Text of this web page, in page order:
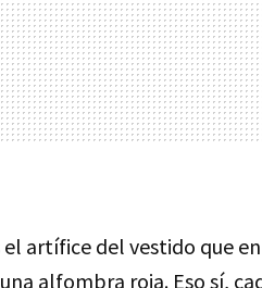
el artífice del vestido que
alfombra roja. Eso sí,